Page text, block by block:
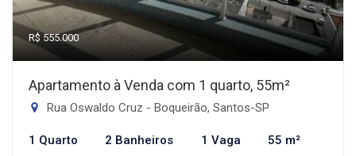
R$ 555.000
Apartamento à Venda com 1 quarto, 55m²
Rua Oswaldo Cruz - Boqueirão, Santos-SP
1 Quarto 2 Banheiros 1 Vaga 55 m²